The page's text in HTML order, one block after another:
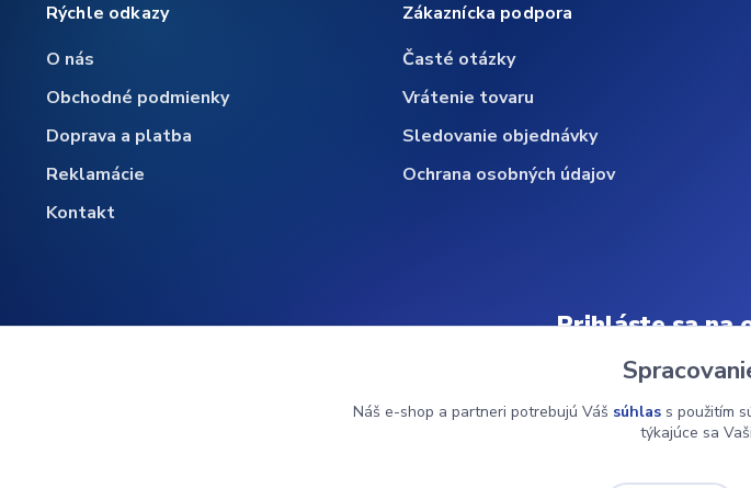
Rýchle odkazy
O nás
Obchodné podmienky
Doprava a platba
Reklamácie
Kontakt
Zákaznícka podpora
Časté otázky
Vrátenie tovaru
Sledovanie objednávky
Ochrana osobných údajov
Prihláste sa na
Náš e-shop a partneri potrebujú Váš súhlas s použitím
týkajúce sa